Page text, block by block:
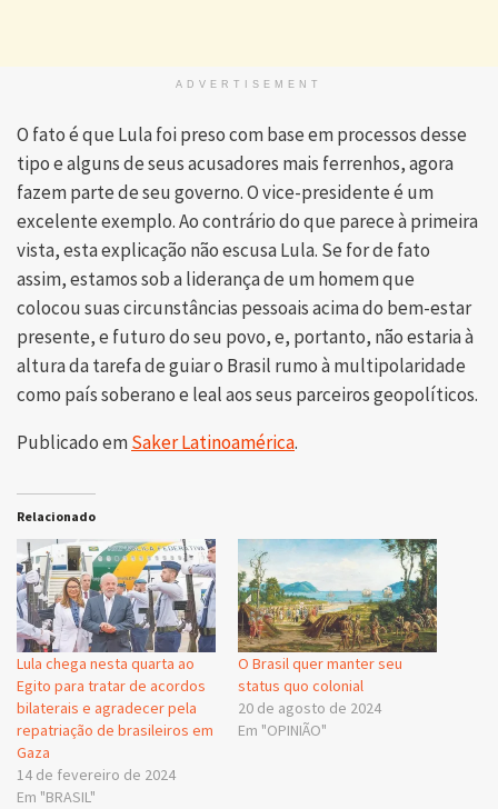
ADVERTISEMENT
O fato é que Lula foi preso com base em processos desse
tipo e alguns de seus acusadores mais ferrenhos, agora
fazem parte de seu governo. O vice-presidente é um
excelente exemplo. Ao contrário do que parece à primeira
vista, esta explicação não escusa Lula. Se for de fato
assim, estamos sob a liderança de um homem que
colocou suas circunstâncias pessoais acima do bem-estar
presente, e futuro do seu povo, e, portanto, não estaria à
altura da tarefa de guiar o Brasil rumo à multipolaridade
como país soberano e leal aos seus parceiros geopolíticos.
Publicado emSaker Latinoamérica.
Relacionado
Lula chega nesta quarta ao
Egito para tratar de acordos
bilaterais e agradecer pela
repatriação de brasileiros em
Gaza
14 de fevereiro de 2024
Em "BRASIL"
O Brasil quer manter seu
status quo colonial
20 de agosto de 2024
Em "OPINIÃO"